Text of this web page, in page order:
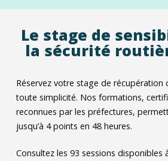
Le stage de
la sécurité
Réservez votre stage de récupération
toute simplicité. Nos formations,
reconnues par les préfectures,
jusqu’à 4 points en 48 heures.
Consultez les 93 sessions disponibles